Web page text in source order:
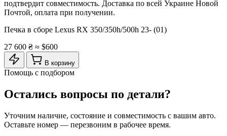
подтвердит совместимость. Доставка по всей Украине Новой
Почтой, оплата при получении.
Печка в сборе Lexus RX 350/350h/500h 23- (01)
27 600 ₴ ≈ $600
В корзину
Помощь с подбором
Остались вопросы по детали?
Уточним наличие, состояние и совместимость с вашим авто.
Оставьте номер — перезвоним в рабочее время.